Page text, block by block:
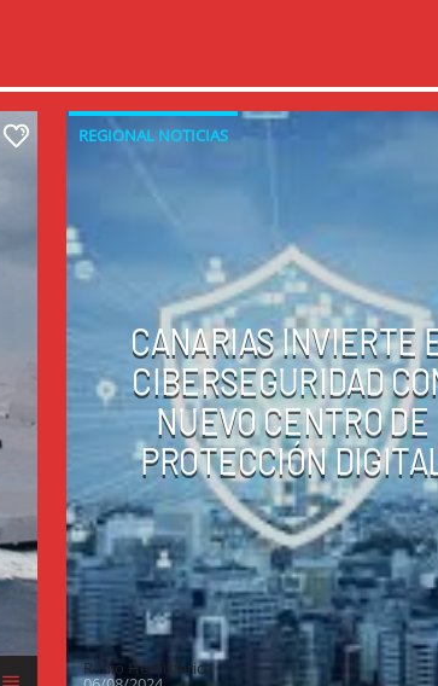
REGIONAL NOTICIAS
CANARIAS INVIERTE
CIBERSEGURIDAD
NUEVO CENTRO DE
PROTECCIÓN DIGITAL
Radio Hemisferica